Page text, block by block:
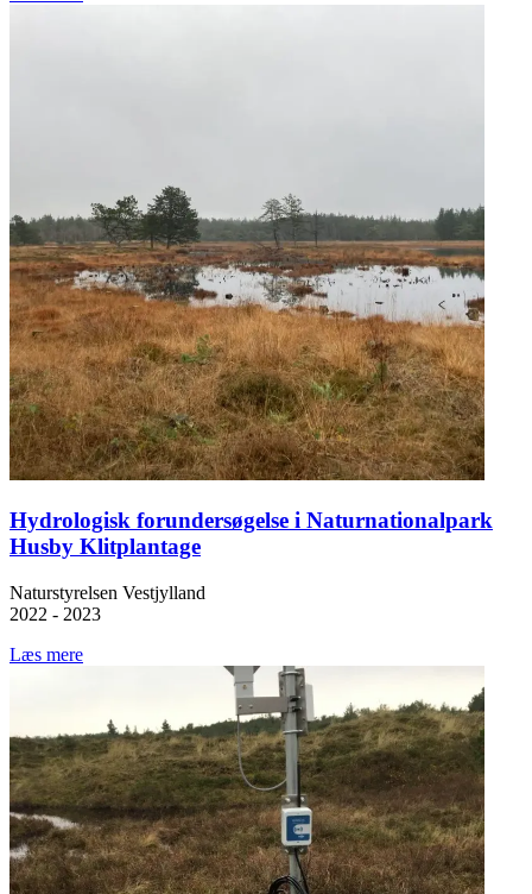
Hydrologisk forundersøgelse i Naturnationalpark
Husby Klitplantage
Naturstyrelsen Vestjylland
2022 - 2023
Læs mere